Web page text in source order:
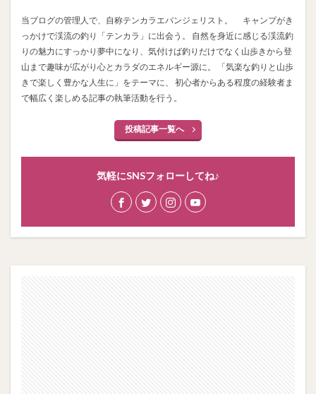
当ブログの管理人で、自称テンカラエバンジェリスト。 キャンプがき
っかけで渓流の釣り「テンカラ」に出会う。 自然を身近に感じる渓流釣
りの魅力にすっかり夢中になり、気付けば釣りだけでなく山歩きから登
山まで趣味が広がり心とカラダのエネルギー源に。 「気楽な釣りと山歩
きで楽しく豊かな人生に」をテーマに、 初心者からある程度の経験者ま
で幅広く楽しめる記事の執筆活動を行う。
投稿記事一覧へ
気軽にSNSフォローしてね♪